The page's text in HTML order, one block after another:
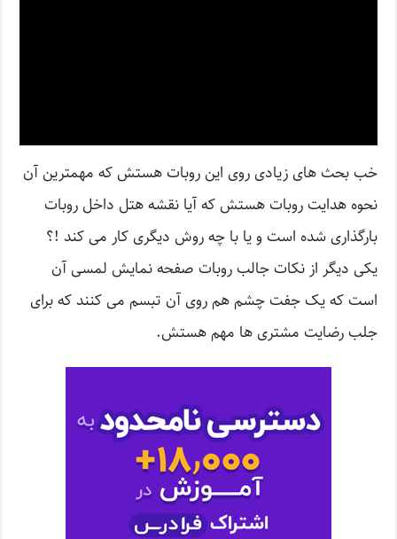
خب بحث های زیادی روی این روبات هستش که مهمترین آن
نحوه هدایت روبات هستش که آیا نقشه هتل داخل روبات
بارگذاری شده است و یا با چه روش دیگری کار می کند !؟
یکی دیگر از نکات جالب روبات صفحه نمایش لمسی آن
است که یک جفت چشم هم روی آن تبسم می کنند که برای
جلب رضایت مشتری ها مهم هستش.